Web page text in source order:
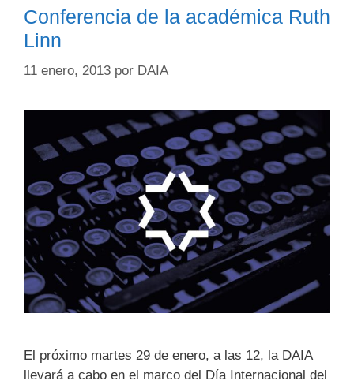
Conferencia de la académica Ruth
Linn
11 enero, 2013 por DAIA
El próximo martes 29 de enero, a las 12, la DAIA
llevará a cabo en el marco del Día Internacional del